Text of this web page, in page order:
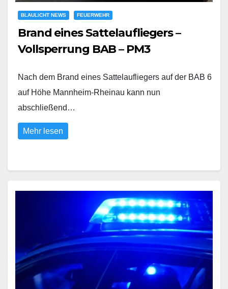
BLAULICHT NEWS FEUERWEHR
Brand eines Sattelaufliegers –
Vollsperrung BAB – PM3
Nach dem Brand eines Sattelaufliegers auf der BAB 6
auf Höhe Mannheim-Rheinau kann nun
abschließend…
Mehr lesen